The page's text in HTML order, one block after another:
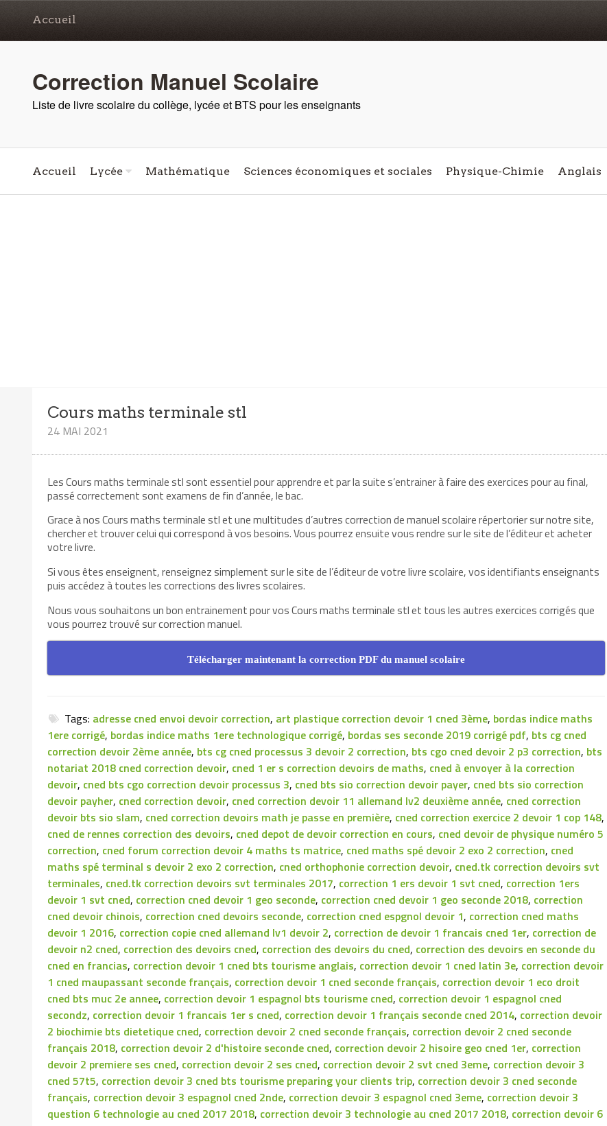
Accueil
Correction Manuel Scolaire
Liste de livre scolaire du collège, lycée et BTS pour les enseignants
Accueil Lycée Mathématique Sciences économiques et sociales Physique-Chimie Anglais
Cours maths terminale stl
24 MAI 2021
Les Cours maths terminale stl sont essentiel pour apprendre et par la suite s’entrainer à faire des exercices pour au final,
passé correctement sont examens de fin d’année, le bac.
Grace à nos Cours maths terminale stl et une multitudes d’autres correction de manuel scolaire répertorier sur notre site,
chercher et trouver celui qui correspond à vos besoins. Vous pourrez ensuite vous rendre sur le site de l’éditeur et acheter
votre livre.
Si vous êtes enseignent, renseignez simplement sur le site de l’éditeur de votre livre scolaire, vos identifiants enseignants
puis accédez à toutes les corrections des livres scolaires.
Nous vous souhaitons un bon entrainement pour vos Cours maths terminale stl et tous les autres exercices corrigés que
vous pourrez trouvé sur correction manuel.
Télécharger maintenant la correction PDF du manuel scolaire
Tags: adresse cned envoi devoir correction, art plastique correction devoir 1 cned 3ème, bordas indice maths
1ere corrigé, bordas indice maths 1ere technologique corrigé, bordas ses seconde 2019 corrigé pdf, bts cg cned
correction devoir 2ème année, bts cg cned processus 3 devoir 2 correction, bts cgo cned devoir 2 p3 correction, bts
notariat 2018 cned correction devoir, cned 1 er s correction devoirs de maths, cned à envoyer à la correction
devoir, cned bts cgo correction devoir processus 3, cned bts sio correction devoir payer, cned bts sio correction
devoir payher, cned correction devoir, cned correction devoir 11 allemand lv2 deuxième année, cned correction
devoir bts sio slam, cned correction devoirs math je passe en première, cned correction exercice 2 devoir 1 cop 148,
cned de rennes correction des devoirs, cned depot de devoir correction en cours, cned devoir de physique numéro 5
correction, cned forum correction devoir 4 maths ts matrice, cned maths spé devoir 2 exo 2 correction, cned
maths spé terminal s devoir 2 exo 2 correction, cned orthophonie correction devoir, cned.tk correction devoirs svt
terminales, cned.tk correction devoirs svt terminales 2017, correction 1 ers devoir 1 svt cned, correction 1ers
devoir 1 svt cned, correction cned devoir 1 geo seconde, correction cned devoir 1 geo seconde 2018, correction
cned devoir chinois, correction cned devoirs seconde, correction cned espgnol devoir 1, correction cned maths
devoir 1 2016, correction copie cned allemand lv1 devoir 2, correction de devoir 1 francais cned 1er, correction de
devoir n2 cned, correction des devoirs cned, correction des devoirs du cned, correction des devoirs en seconde du
cned en francias, correction devoir 1 cned bts tourisme anglais, correction devoir 1 cned latin 3e, correction devoir
1 cned maupassant seconde français, correction devoir 1 cned seconde français, correction devoir 1 eco droit
cned bts muc 2e annee, correction devoir 1 espagnol bts tourisme cned, correction devoir 1 espagnol cned
secondz, correction devoir 1 francais 1er s cned, correction devoir 1 français seconde cned 2014, correction devoir
2 biochimie bts dietetique cned, correction devoir 2 cned seconde français, correction devoir 2 cned seconde
français 2018, correction devoir 2 d'histoire seconde cned, correction devoir 2 hisoire geo cned 1er, correction
devoir 2 premiere ses cned, correction devoir 2 ses cned, correction devoir 2 svt cned 3eme, correction devoir 3
cned 57t5, correction devoir 3 cned bts tourisme preparing your clients trip, correction devoir 3 cned seconde
français, correction devoir 3 espagnol cned 2nde, correction devoir 3 espagnol cned 3eme, correction devoir 3
question 6 technologie au cned 2017 2018, correction devoir 3 technologie au cned 2017 2018, correction devoir 6